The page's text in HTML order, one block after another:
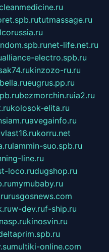
tutmassage.ru
net-life.net.ru
alliance-electro.spb.ru
kinzozo-ru.ru
eugrus.pp.ru
bezmorchin.ruia2.ru
kolosok-elita.ru
avegainfo.ru
vlast16.rukorru.net
lammin-suo.spb.ru
line.ru
loco.rudugshop.ru
mymubaby.ru
rusgosnews.com
w-dev.ruf-ship.ru
kinosvin.ru
multiki-online.com